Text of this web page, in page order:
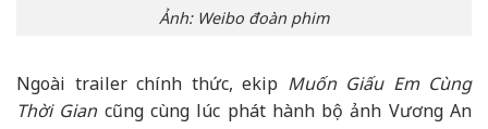
Ảnh: Weibo đoàn phim
Ngoài trailer chính thức, ekip Muốn Giấu Em Cùng
Thời Giancũng cùng lúc phát hành bộ ảnh Vương An